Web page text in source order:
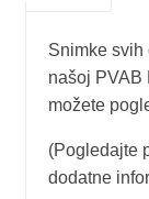
Snimke
našoj PVAB
možete
(Pogledajte
dodatne